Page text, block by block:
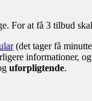
For at få 3 tilbud
(det tager få
informationer,
uforpligtende.